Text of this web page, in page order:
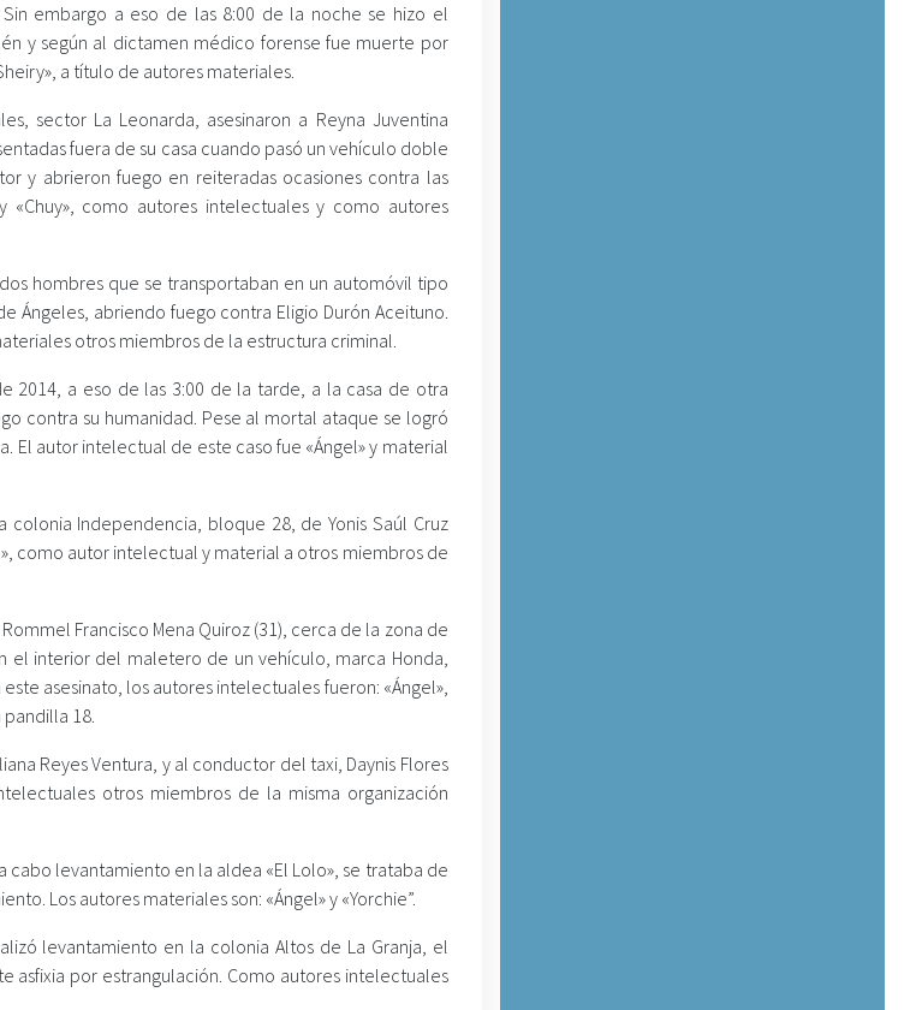
embargo a eso de las 8:00 de la noche se hizo el
y según al dictamen médico forense fue muerte por
a título de autores materiales.
sector La Leonarda, asesinaron a Reyna Juventina
fuera de su casa cuando pasó un vehículo doble
y abrieron fuego en reiteradas ocasiones contra las
como autores intelectuales y como autores
hombres que se transportaban en un automóvil tipo
Ángeles, abriendo fuego contra Eligio Durón Aceituno.
otros miembros de la estructura criminal.
2014, a eso de las 3:00 de la tarde, a la casa de otra
contra su humanidad. Pese al mortal ataque se logró
El autor intelectual de este caso fue «Ángel» y material
Independencia, bloque 28, de Yonis Saúl Cruz
como autor intelectual y material a otros miembros de
Francisco Mena Quiroz (31), cerca de la zona de
el interior del maletero de un vehículo, marca Honda,
asesinato, los autores intelectuales fueron: «Ángel»,
pandilla 18.
Reyes Ventura, y al conductor del taxi, Daynis Flores
otros miembros de la misma organización
levantamiento en la aldea «El Lolo», se trataba de
Los autores materiales son: «Ángel» y «Yorchie”.
levantamiento en la colonia Altos de La Granja, el
asfixia por estrangulación. Como autores intelectuales